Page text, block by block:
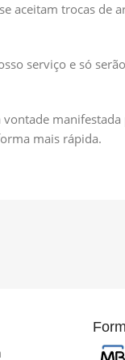
aceitam trocas de
serviço e só
manifestada
mais rápida.